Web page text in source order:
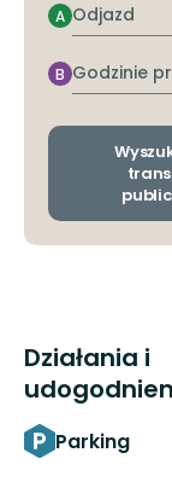
Odjazd
A
Godzinie
przyjazdu
B
Działania i
Parking